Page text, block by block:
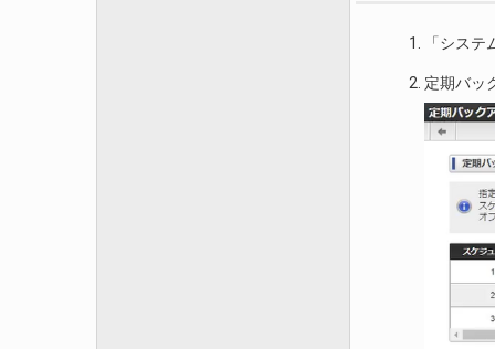
「シス
定期バッ